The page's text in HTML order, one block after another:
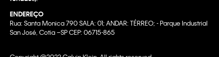
ENDEREÇO
Rua: Santa Monica 790 SALA: 01; ANDAR: TÉRREO; - Parque Industrial
San José, Cotia –SP CEP: 06715-865